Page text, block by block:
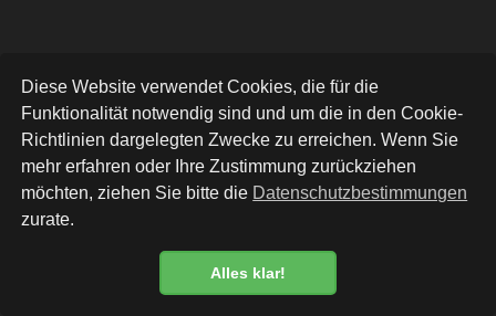
Datenschutzbestimmung
Diese Website verwendet Cookies, die für die
Funktionalität notwendig sind und um die in den Cookie-
Richtlinien dargelegten Zwecke zu erreichen. Wenn Sie
mehr erfahren oder Ihre Zustimmung zurückziehen
möchten, ziehen Sie bitte die Datenschutzbestimmungen
zurate.
Alles klar!
30% 20%